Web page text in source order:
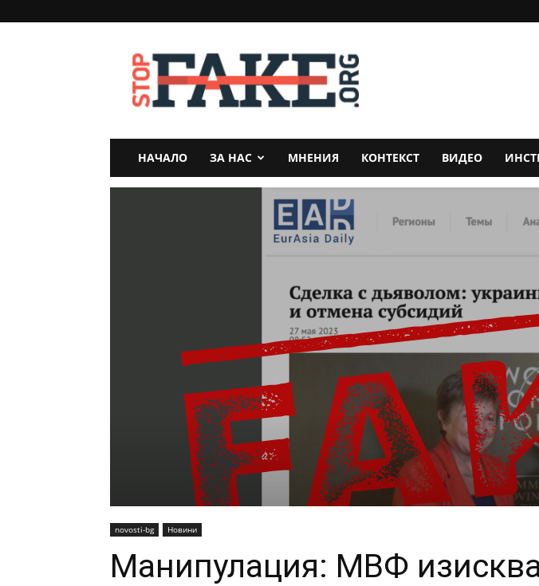
StopFake
НАЧАЛО ЗА НАС МНЕНИЯ КОНТЕКСТ ВИДЕО
novosti-bg Новини
Манипулация: МВФ